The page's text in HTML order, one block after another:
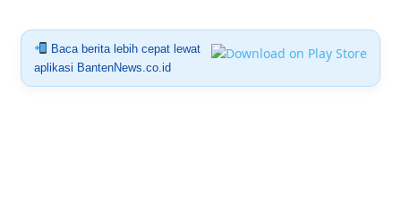
Baca berita lebih cepat lewat
aplikasi BantenNews.co.id